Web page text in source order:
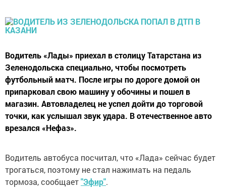
Водитель «Лады» приехал в столицу Татарстана из
Зеленодольска специально, чтобы посмотреть
футбольный матч. После игры по дороге домой он
припарковал свою машину у обочины и пошел в
магазин. Автовладелец не успел дойти до торговой
точки, как услышал звук удара. В отечественное авто
врезался «Нефаз».
Водитель автобуса посчитал, что «Лада» сейчас будет
трогаться, поэтому не стал нажимать на педаль
тормоза, сообщает"Эфир".